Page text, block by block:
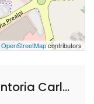
OpenStreetMapcontributors
Domande Frequenti su Tintoria Carlo Pasquina